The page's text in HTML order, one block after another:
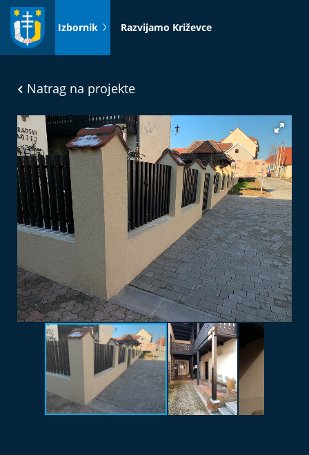
Idi
sadržaj
Izbornik Razvijamo Križevce
Natrag na projekte